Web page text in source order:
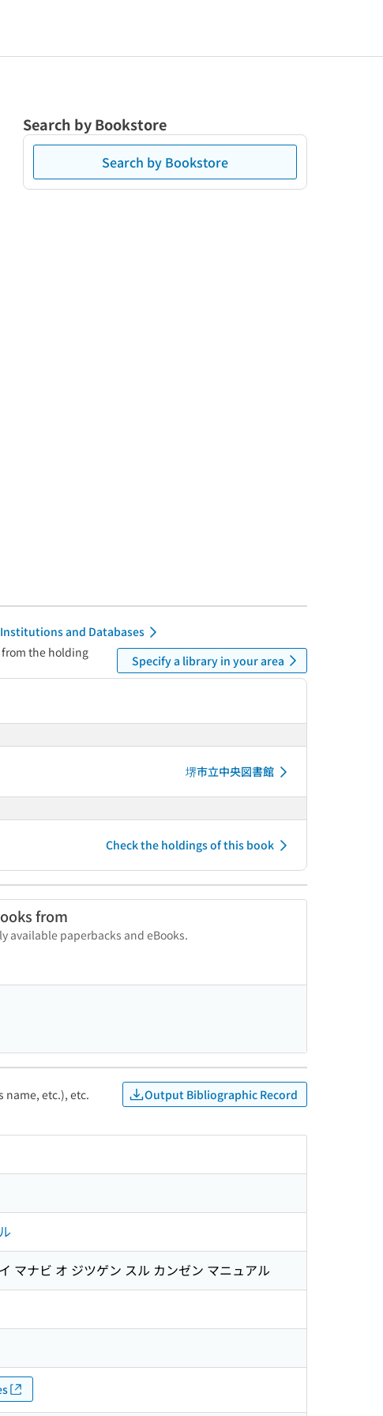
Search by Bookstore
Search by Bookstore
and Databases
the holding
Specify a library in your area
堺市立中央図書館
Check the holdings of this book
from
available paperbacks and eBooks.
name, etc.), etc. Output Bibliographic Record
マナビ オ ジツゲン スル カンゼン マニュアル